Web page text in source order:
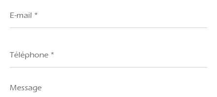
mail
*
*
Message
*